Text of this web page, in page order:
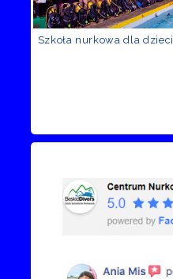
Szkoła nurkowa dla dzieci